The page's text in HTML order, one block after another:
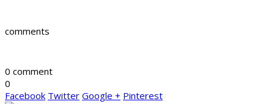
comments
0 comment
0
Facebook Twitter Google + Pinterest